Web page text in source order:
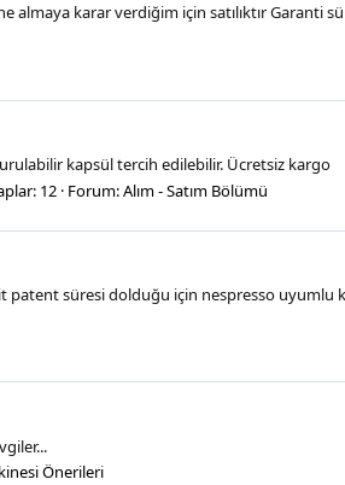
almaya karar verdiğim için satılıktır Garanti
kapsül tercih edilebilir. Ücretsiz kargo
12 Forum:Alım - Satım Bölümü
patent süresi dolduğu için nespresso uyumlu
Önerileri